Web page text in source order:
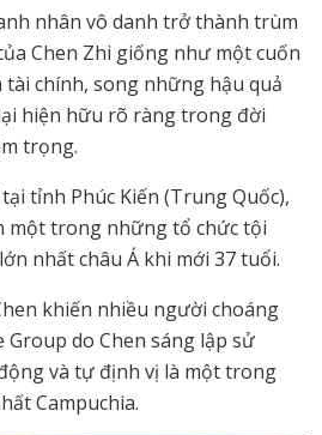
nhân vô danh trở thành trùm
Chen Zhi giống như một cuốn
chính, song những hậu quả
hiện hữu rõ ràng trong đời
trọng.
tỉnh Phúc Kiến (Trung Quốc),
một trong những tổ chức tội
nhất châu Á khi mới 37 tuổi.
khiến nhiều người choáng
Group do Chen sáng lập sử
và tự định vị là một trong
Campuchia.